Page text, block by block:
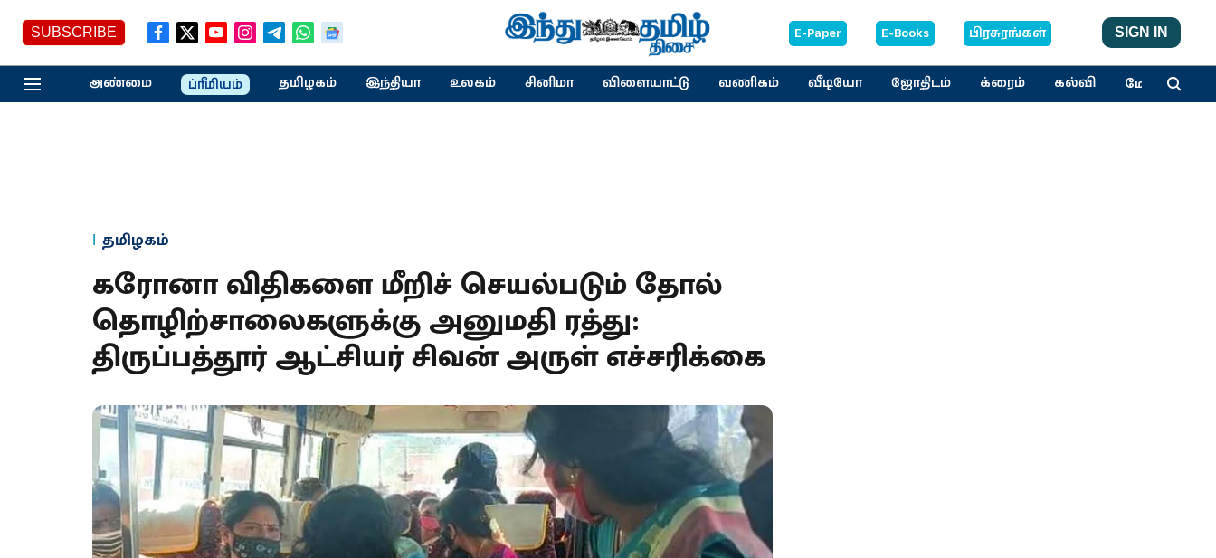
SUBSCRIBE E-Paper E-Books பிரசுரங்கள் SIGN IN
அண்மை ப்ரீமியம் தமிழகம் இந்தியா உலகம் சினிமா விளையாட்டு வணிகம் வீடியோ ஜோதிடம் க்ரைம் கல்வி மேலும்
தமிழகம்
கரோனா விதிகளை மீறிச் செயல்படும் தோல்
தொழிற்சாலைகளுக்கு அனுமதி ரத்து:
திருப்பத்தூர் ஆட்சியர் சிவன் அருள் எச்சரிக்கை